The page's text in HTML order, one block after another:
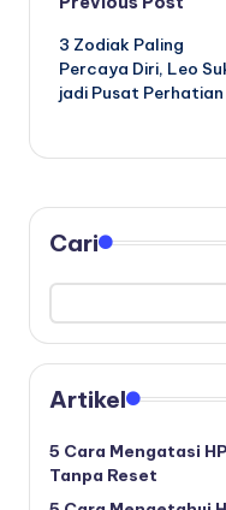
Post
3 Zodiak Paling
Percaya Diri, Leo
jadi Pusat Perhatian
Cari
Artikel
5 Cara Mengatasi
Tanpa Reset